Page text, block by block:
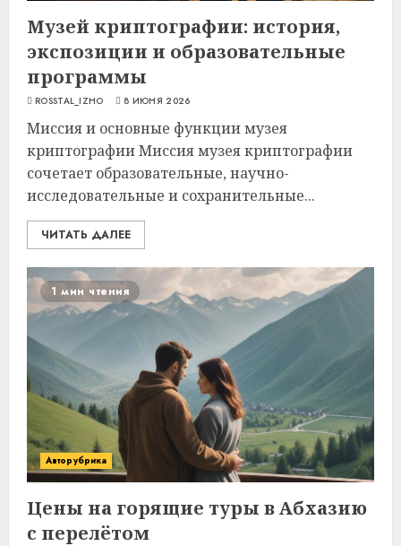
Музей криптографии: история,
экспозиции и образовательные
программы
ROSSTAL_IZHO 8 ИЮНЯ 2026
Миссия и основные функции музея
криптографии Миссия музея криптографии
сочетает образовательные, научно-
исследовательные и сохранительные...
ЧИТАТЬ ДАЛЕЕ
1 мин чтения
Авторубрика
Цены на горящие туры в Абхазию
с перелётом